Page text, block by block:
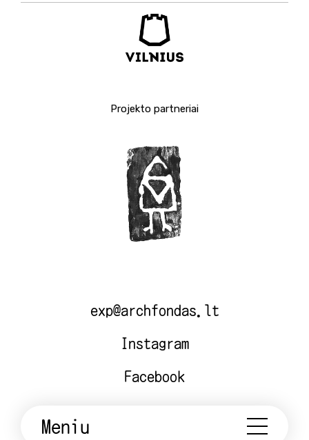
Meniu
Projekto partneriai
exp@archfondas.lt
Instagram
Facebook